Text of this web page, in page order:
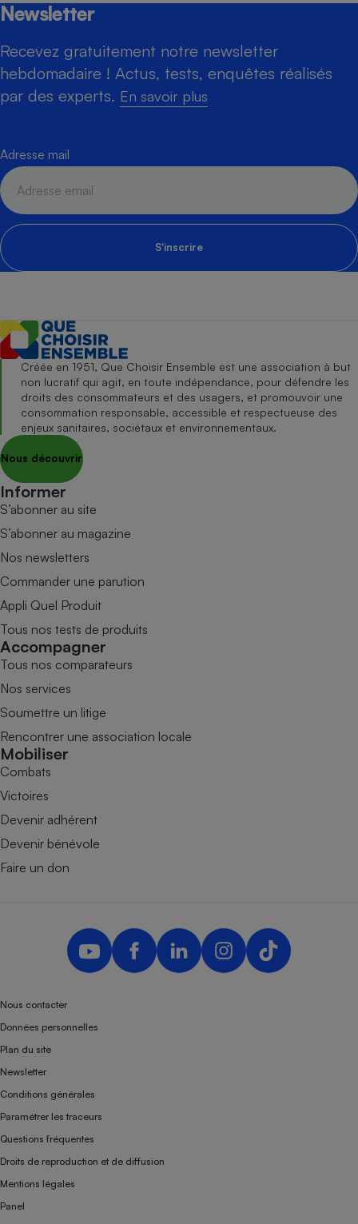
Newsletter
Recevez gratuitement notre newsletter
hebdomadaire ! Actus, tests, enquêtes réalisés
par des experts. En savoir plus
Adresse mail
S'inscrire
Créée en 1951, Que Choisir Ensemble est une association à but
non lucratif qui agit, en toute indépendance, pour défendre les
droits des consommateurs et des usagers, et promouvoir une
consommation responsable, accessible et respectueuse des
enjeux sanitaires, sociétaux et environnementaux.
Nous découvrir
Informer
S’abonner au site
S’abonner au magazine
Nos newsletters
Commander une parution
Appli Quel Produit
Tous nos tests de produits
Accompagner
Tous nos comparateurs
Nos services
Soumettre un litige
Rencontrer une association locale
Mobiliser
Combats
Victoires
Devenir adhérent
Devenir bénévole
Faire un don
Nous contacter
Données personnelles
Plan du site
Newsletter
Conditions générales
Paramétrer les traceurs
Questions fréquentes
Droits de reproduction et de diffusion
Mentions légales
Panel